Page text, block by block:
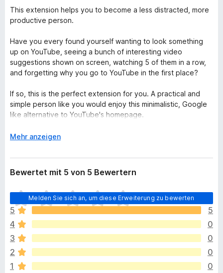
This extension helps you to become a less distracted, more
productive person.
Have you every found yourself wanting to look something
up on YouTube, seeing a bunch of interesting video
suggestions shown on screen, watching 5 of them in a row,
and forgetting why you go to YouTube in the first place?
If so, this is the perfect extension for you. A practical and
simple person like you would enjoy this minimalistic, Google
like alternative to YouTube's homepage.
A
s
k
l
p
e
n
Mehr anzeigen
Bewertet mit 5 von 5 Bewertern
Melden Sie sich an, um diese Erweiterung zu bewerten
E
s
l
i
e
g
e
n
5
5
4
0
3
0
2
0
1
0